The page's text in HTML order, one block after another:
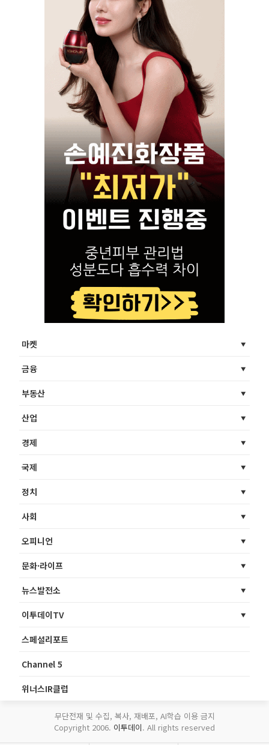
마켓
금융
부동산
산업
경제
국제
정치
사회
오피니언
문화·라이프
뉴스발전소
이투데이TV
스페셜리포트
Channel 5
위너스IR클럽
무단전재 및 수집, 복사, 재배포, AI학습 이용 금지
Copyright 2006. 이투데이. All rights reserved